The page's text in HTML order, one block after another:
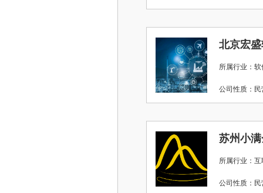
北京宏
所属行业：
公司性质
苏州小
所属行业：
公司性质